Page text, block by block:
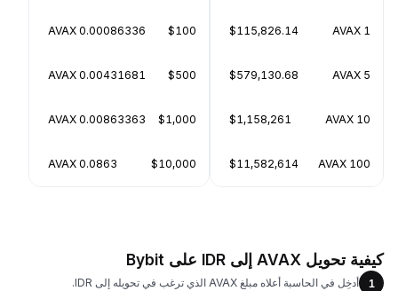
1 AVAX
$115,826.14
5 AVAX
$579,130.68
10 AVAX
$1,158,261
100 AVAX
$11,582,614
$100
0.00086336 AVAX
$500
0.00431681 AVAX
$1,000
0.00863363 AVAX
$10,000
0.0863 AVAX
كيفية تحويل AVAX إلى IDR على Bybit
1
أدخِل في الحاسبة أعلاه مبلغ AVAX الذي ترغب في تحويله إلى IDR.